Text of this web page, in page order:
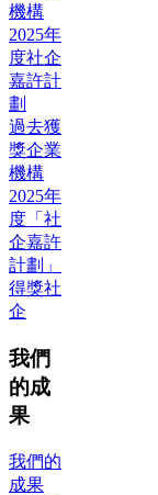
機構
2025年
度社企
嘉許計
劃
過去獲
獎企業
機構
2025年
度「社
企嘉許
計劃」
得獎社
企
我們
的成
果
我們的
成果